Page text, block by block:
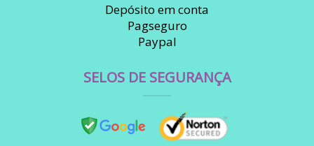
Depósito em conta
Pagseguro
Paypal
SELOS DE SEGURANÇA